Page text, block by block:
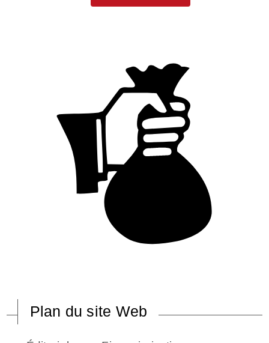
Plan du site Web